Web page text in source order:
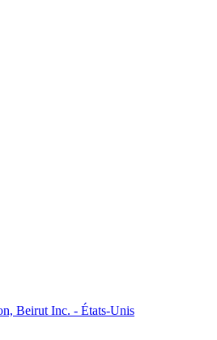
Beirut Inc. - États-Unis